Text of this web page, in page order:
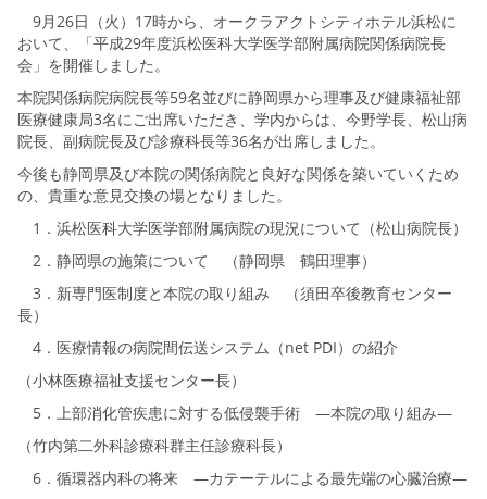
9月26日（火）17時から、オークラアクトシティホテル浜松に
おいて、「平成29年度浜松医科大学医学部附属病院関係病院長
会」を開催しました。
本院関係病院病院長等59名並びに静岡県から理事及び健康福祉部
医療健康局3名にご出席いただき、学内からは、今野学長、松山病
院長、副病院長及び診療科長等36名が出席しました。
今後も静岡県及び本院の関係病院と良好な関係を築いていくため
の、貴重な意見交換の場となりました。
1．浜松医科大学医学部附属病院の現況について（松山病院長）
2．静岡県の施策について （静岡県 鶴田理事）
3．新専門医制度と本院の取り組み （須田卒後教育センター
長）
4．医療情報の病院間伝送システム（net PDI）の紹介
（小林医療福祉支援センター長）
5．上部消化管疾患に対する低侵襲手術 ―本院の取り組み―
（竹内第二外科診療科群主任診療科長）
6．循環器内科の将来 ―カテーテルによる最先端の心臓治療―